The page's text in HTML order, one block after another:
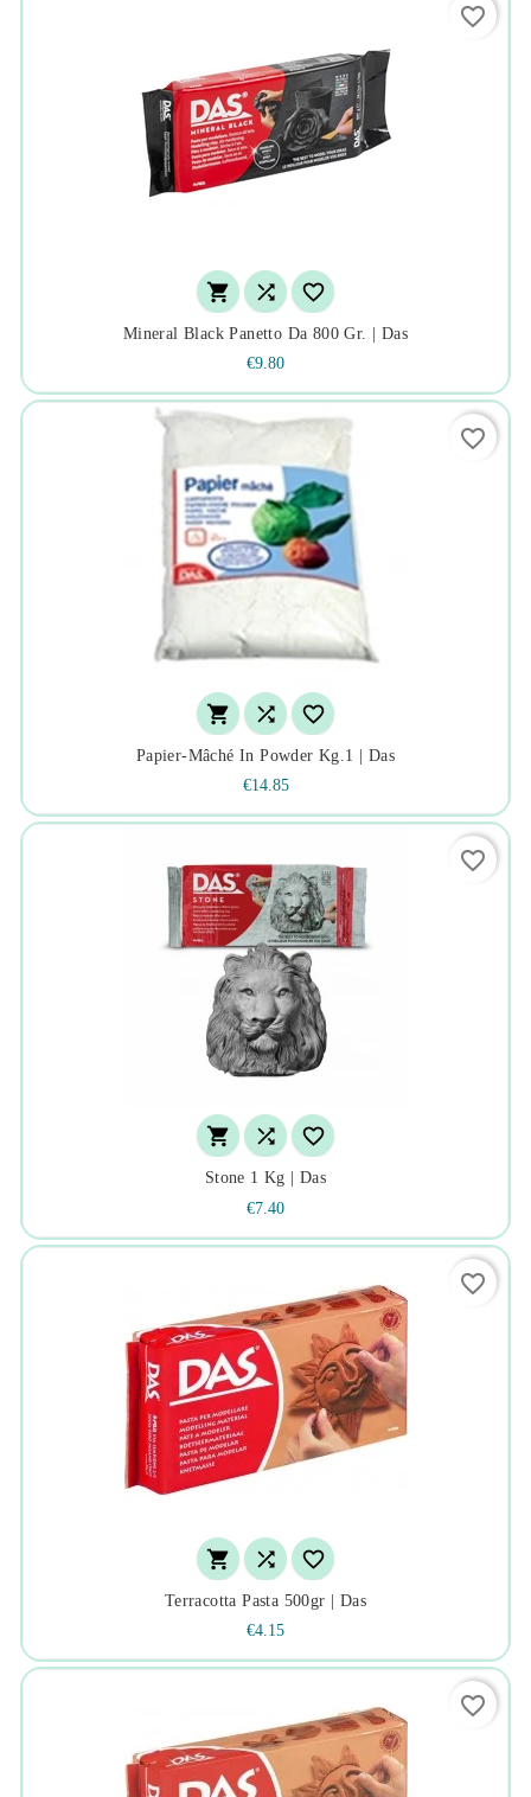
  
Mineral Black Panetto Da 800 Gr. | Das
€9.80
favorite_border
  
Papier-Mâché In Powder Kg.1 | Das
€14.85
favorite_border
  
Stone 1 Kg | Das
€7.40
favorite_border
  
Terracotta Pasta 500gr | Das
€4.15
favorite_border
favorite_border